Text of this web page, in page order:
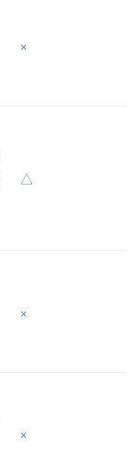
×
△
×
×